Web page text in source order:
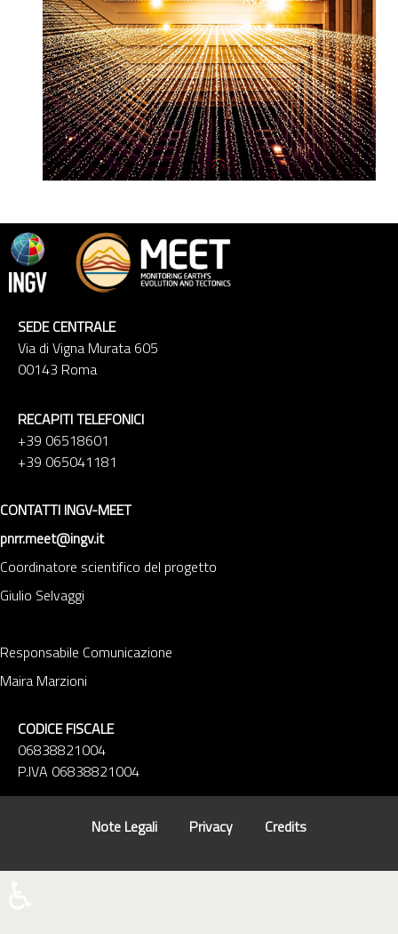
SEDE CENTRALE
Via di Vigna Murata 605
00143 Roma
RECAPITI TELEFONICI
+39 06518601
+39 065041181
CONTATTI INGV-MEET
pnrr.meet@ingv.it
Coordinatore scientifico del progetto
Giulio Selvaggi
Responsabile Comunicazione
Maira Marzioni
CODICE FISCALE
06838821004
P.IVA 06838821004
Note Legali Privacy Credits